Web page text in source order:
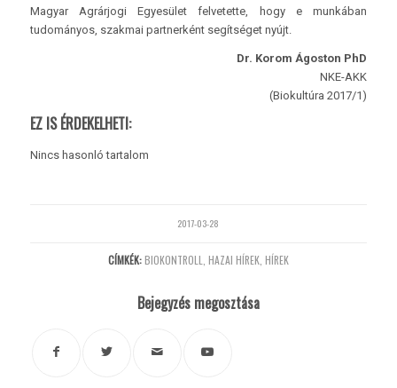
Magyar Agrárjogi Egyesület felvetette, hogy e munkában
tudományos, szakmai partnerként segítséget nyújt.
Dr. Korom Ágoston PhD
NKE-AKK
(Biokultúra 2017/1)
EZ IS ÉRDEKELHETI:
Nincs hasonló tartalom
2017-03-28
CÍMKÉK: BIOKONTROLL HAZAI HÍREK HÍREK
Bejegyzés megosztása